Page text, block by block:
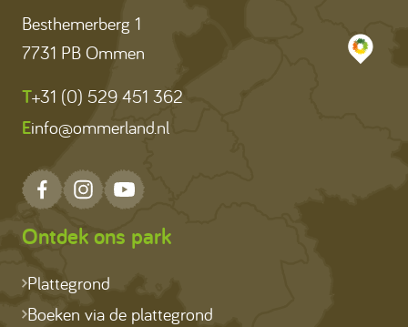
Besthemerberg 1
7731 PB Ommen
T+31 (0) 529 451 362
Einfo@ommerland.nl
Ontdek ons park
Plattegrond
Boeken via de plattegrond